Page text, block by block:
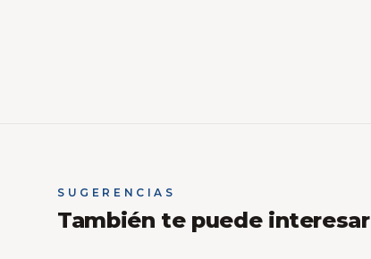
SUGERENCIAS
También te puede interesar